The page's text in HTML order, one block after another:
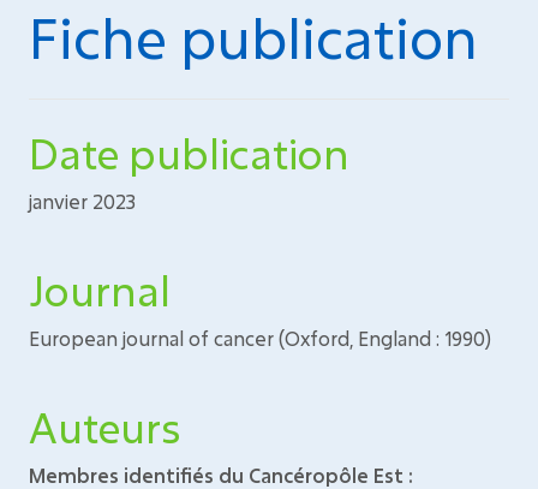
Fiche publication
Date publication
janvier 2023
Journal
European journal of cancer (Oxford, England : 1990)
Auteurs
Membres identifiés du Cancéropôle Est :